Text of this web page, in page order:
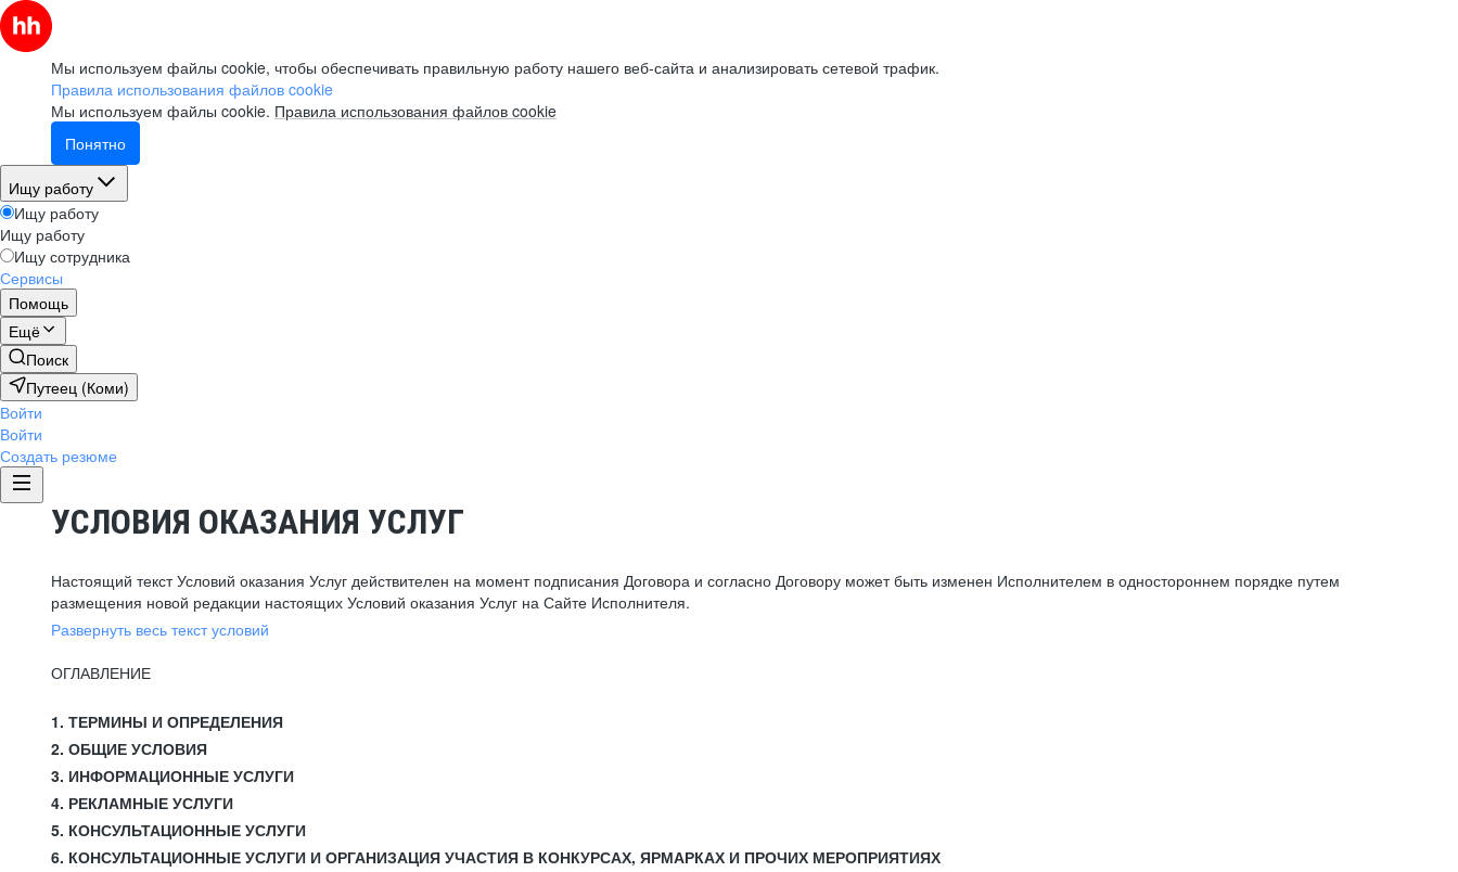
Мы используем файлы cookie, чтобы обеспечивать правильную работу нашего веб-сайта и анализировать сетевой трафик.
Правила использования файлов cookie
Мы используем файлы cookie. Правила использования файлов cookie
Понятно
Ищу работу
Ищу работу
Ищу работу
Ищу сотрудника
Сервисы
Помощь
Ещё
Поиск
Путеец (Коми)
Войти
Войти
Создать резюме
УСЛОВИЯ ОКАЗАНИЯ УСЛУГ
Настоящий текст Условий оказания Услуг действителен на момент подписания Договора и согласно Договору может быть изменен Исполнителем в одностороннем порядке путем
размещения новой редакции настоящих Условий оказания Услуг на Сайте Исполнителя.
Развернуть весь текст условий
ОГЛАВЛЕНИЕ
1. ТЕРМИНЫ И ОПРЕДЕЛЕНИЯ
2. ОБЩИЕ УСЛОВИЯ
3. ИНФОРМАЦИОННЫЕ УСЛУГИ
4. РЕКЛАМНЫЕ УСЛУГИ
5. КОНСУЛЬТАЦИОННЫЕ УСЛУГИ
6. КОНСУЛЬТАЦИОННЫЕ УСЛУГИ И ОРГАНИЗАЦИЯ УЧАСТИЯ В КОНКУРСАХ, ЯРМАРКАХ И ПРОЧИХ МЕРОПРИЯТИЯХ